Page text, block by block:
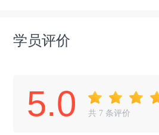
学员评价
5.0 共 7 条评价